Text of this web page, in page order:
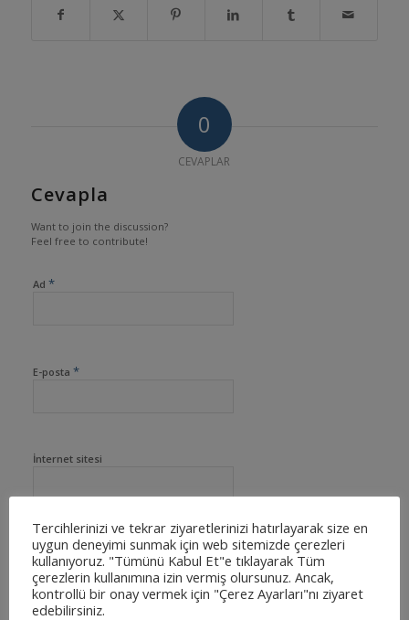
0
CEVAPLAR
Cevapla
Want to join the discussion?
Feel free to contribute!
Ad *
E-posta *
İnternet sitesi
Tercihlerinizi ve tekrar ziyaretlerinizi hatırlayarak size en
uygun deneyimi sunmak için web sitemizde çerezleri
kullanıyoruz. "Tümünü Kabul Et"e tıklayarak Tüm
çerezlerin kullanımına izin vermiş olursunuz. Ancak,
kontrollü bir onay vermek için "Çerez Ayarları"nı ziyaret
edebilirsiniz.